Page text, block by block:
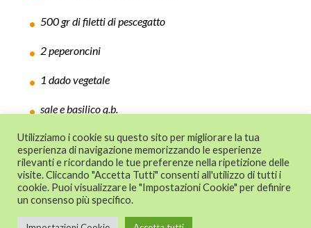
500 gr di filetti di pescegatto
2 peperoncini
1 dado vegetale
sale e basilico q.b.
© 2024 CAT - Centro di Assistenza Tecnica
alle imprese - Confesercenti Emilia
Romagna s.r.l. - P.I. 02024291201
Utilizziamo i cookie su questo sito per migliorare la tua
esperienza di navigazione memorizzando le esperienze
rilevanti e ricordando le tue preferenze nella ripetizione delle
visite. Cliccando "Accetta Tutti" consenti all'utilizzo di tutti i
cookie. Puoi visualizzare le "Impostazioni Cookie" per definire
un consenso più specifico.